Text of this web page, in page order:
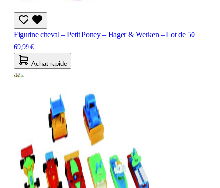
Figurine cheval – Petit Poney – Hager & Werken – Lot de 50
69,99 €
Achat rapide